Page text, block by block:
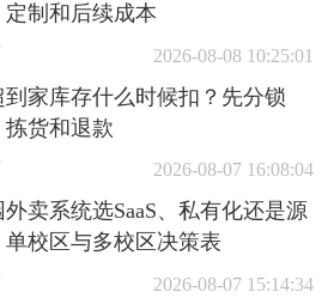
定制和后续成本
2026-08-08 10:25:01
到家库存什么时候扣？先分锁
拣货和退款
2026-08-07 16:08:04
外卖系统选SaaS、私有化还是源
单校区与多校区决策表
2026-08-07 15:14:34